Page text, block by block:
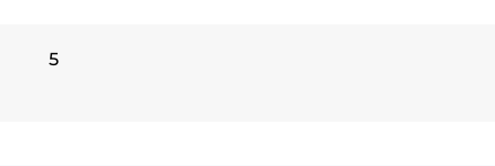
5